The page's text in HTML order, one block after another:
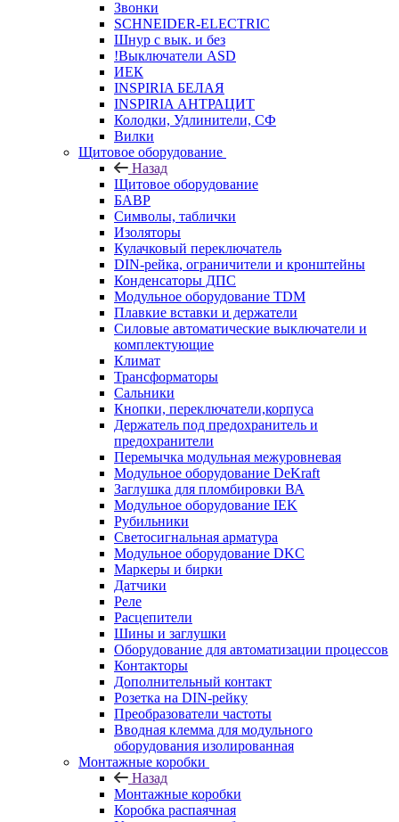
Звонки
SCHNEIDER-ELECTRIC
Шнур с вык. и без
!Выключатели ASD
ИЕК
INSPIRIA БЕЛАЯ
INSPIRIA АНТРАЦИТ
Колодки, Удлинители, СФ
Вилки
Щитовое оборудование
Назад
Щитовое оборудование
БАВР
Символы, таблички
Изоляторы
Кулачковый переключатель
DIN-рейка, ограничители и кронштейны
Конденсаторы ДПС
Модульное оборудование TDM
Плавкие вставки и держатели
Силовые автоматические выключатели и
комплектующие
Климат
Трансформаторы
Сальники
Кнопки, переключатели,корпуса
Держатель под предохранитель и
предохранители
Перемычка модульная межуровневая
Модульное оборудование DeKraft
Заглушка для пломбировки ВА
Модульное оборудование IEK
Рубильники
Светосигнальная арматура
Модульное оборудование DKC
Маркеры и бирки
Датчики
Реле
Расцепители
Шины и заглушки
Оборудование для автоматизации процессов
Контакторы
Дополнительный контакт
Розетка на DIN-рейку
Преобразователи частоты
Вводная клемма для модульного
оборудования изолированная
Монтажные коробки
Назад
Монтажные коробки
Коробка распаячная